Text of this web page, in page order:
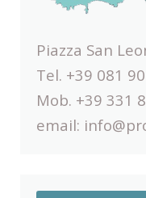
Piazza San
Tel. +39 081
Mob. +39 331
email: